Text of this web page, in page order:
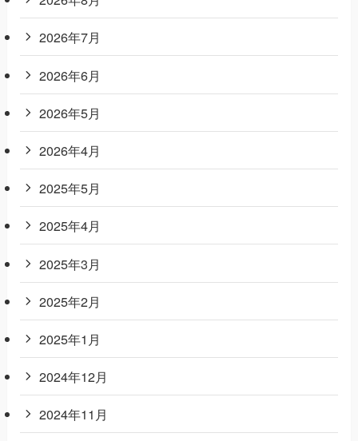
2026年7月
2026年6月
2026年5月
2026年4月
2025年5月
2025年4月
2025年3月
2025年2月
2025年1月
2024年12月
2024年11月